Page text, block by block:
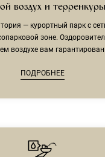
воздух и терренкуры
— курортный парк с
зоне.
воздухе вам
ПОДРОБНЕЕ